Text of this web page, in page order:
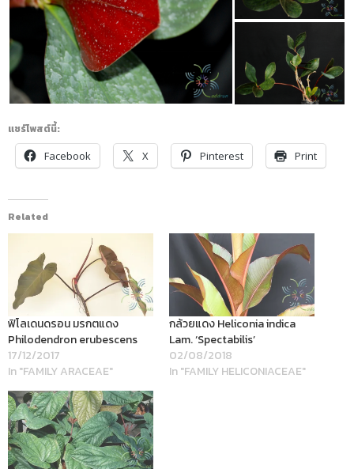
แชร์โพสต์นี้:
Facebook
X Pinterest Print
Related
ฟิโลเดนดรอน มรกตแดง
Philodendron erubescens
17/12/2017
In "FAMILY ARACEAE"
กล้วยแดง Heliconia indica
Lam. ‘Spectabilis’
02/08/2018
In "FAMILY HELICONIACEAE"